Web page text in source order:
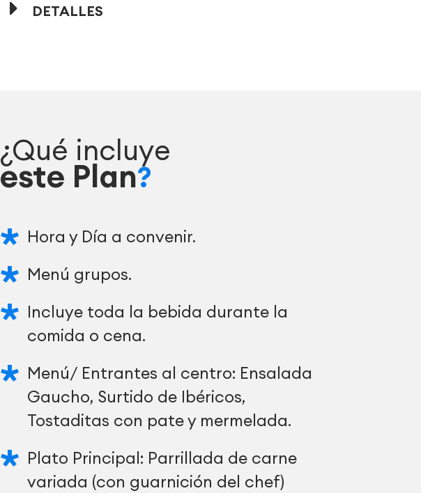
DETALLES
¿Qué incluye
este Plan?
Hora y Día a convenir.
Menú grupos.
Incluye toda la bebida durante la
comida o cena.
Menú/ Entrantes al centro: Ensalada
Gaucho, Surtido de Ibéricos,
Tostaditas con pate y mermelada.
Plato Principal: Parrillada de carne
variada (con guarnición del chef)